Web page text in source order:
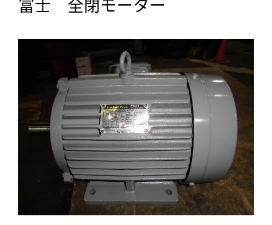
富士 全閉モーター